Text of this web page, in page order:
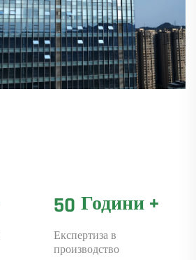
50 Години +
Експертиза в
производство